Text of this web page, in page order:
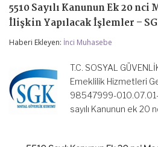
Kanunun
Ek
20
nci
İlişkin
Yapılacak
İşlemler
5510 Sayılı Kanunun Ek 20
İlişkin Yapılacak İşlemler –
Haberi Ekleyen: İnci Muhasebe
T.C. SOSYAL
Emeklilik Hizmetleri
98547999-
sayılı Kanunun ek 20